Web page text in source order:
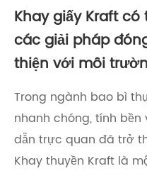
Khay giấy Kraft
các giải pháp
thiện với môi
Trong ngành bao bì
nhanh chóng, tính
dẫn trực quan đã trở
Khay thuyền Kraft là